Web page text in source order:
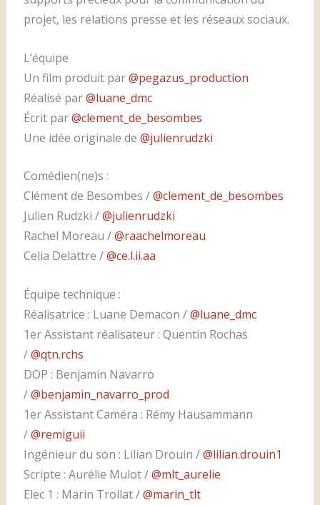
projet, les relations presse et les réseaux sociaux.
L’équipe
Un film produit par@pegazus_production
Réalisé par@luane_dmc
Écrit par@clement_de_besombes
Une idée originale de @julienrudzki
Comédien(ne)s :
Clément de Besombes /@clement_de_besombes
Julien Rudzki /@julienrudzki
Rachel Moreau /@raachelmoreau
Celia Delattre /@ce.l.ii.aa
Équipe technique :
Réalisatrice : Luane Demacon /@luane_dmc
1er Assistant réalisateur : Quentin Rochas
/@qtn.rchs
DOP : Benjamin Navarro
/@benjamin_navarro_prod
1er Assistant Caméra : Rémy Hausammann
/@remiguii
Ingénieur du son : Lilian Drouin /@lilian.drouin1
Scripte : Aurélie Mulot /@mlt_aurelie
Elec 1 : Marin Trollat /@marin_tlt